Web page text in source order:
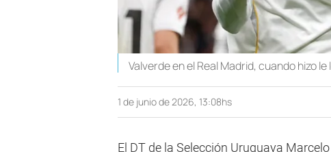
Valverde en el Real Madrid, cuando hizo
1 de junio de 2026, 13:08hs
El DT de la Selección Uruguaya